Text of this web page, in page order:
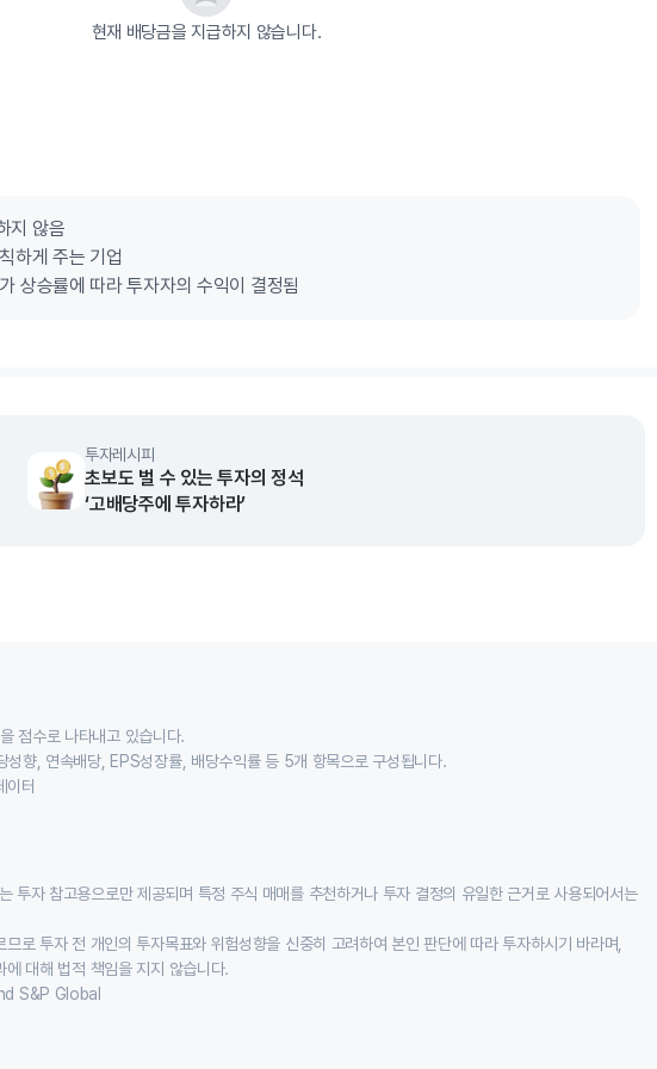
현재 배당금을 지급하지 않습니다.
지 않음
하게 주는 기업
상승률에 따라 투자자의 수익이 결정됨
투자레시피
초보도 벌 수 있는 투자의 정석
‘고배당주에 투자하라’
점수로 나타내고 있습니다.
성향, 연속배당, EPS성장률, 배당수익률 등 5개 항목으로 구성됩니다.
이터
투자 참고용으로만 제공되며 특정 주식 매매를 추천하거나 투자 결정의 유일한 근거로 사용되어서는
로 투자 전 개인의 투자목표와 위험성향을 신중히 고려하여 본인 판단에 따라 투자하시기 바라며,
대해 법적 책임을 지지 않습니다.
S&P Global